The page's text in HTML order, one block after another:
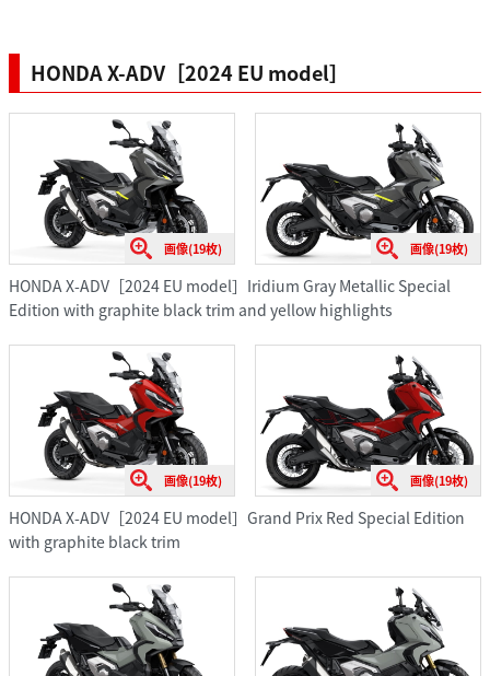
HONDA X-ADV［2024 EU model］
画像(19枚) 画像(19枚)
HONDA X-ADV［2024 EU model］Iridium Gray Metallic Special
Edition with graphite black trim and yellow highlights
画像(19枚) 画像(19枚)
HONDA X-ADV［2024 EU model］Grand Prix Red Special Edition
with graphite black trim